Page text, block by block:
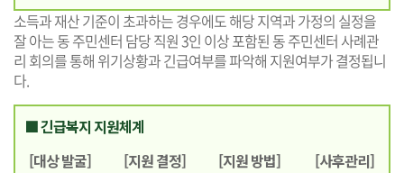
소득과 재산 기준이 초과하는 경우에도 해당 지역과 가정의 실정을
잘 아는 동 주민센터 담당 직원 3인 이상 포함된 동 주민센터 사례관
리 회의를 통해 위기상황과 긴급여부를 파악해 지원여부가 결정됩니
다.
■ 긴급복지 지원체계
[대상 발굴]
[지원 결정] [지원 방법] [사후관리]